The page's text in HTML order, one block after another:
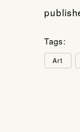
Tags:
Art